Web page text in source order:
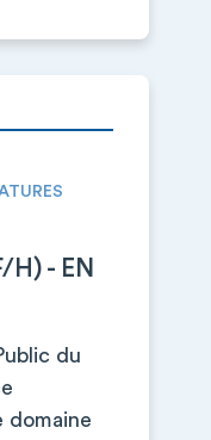
H) - EN
du
domaine